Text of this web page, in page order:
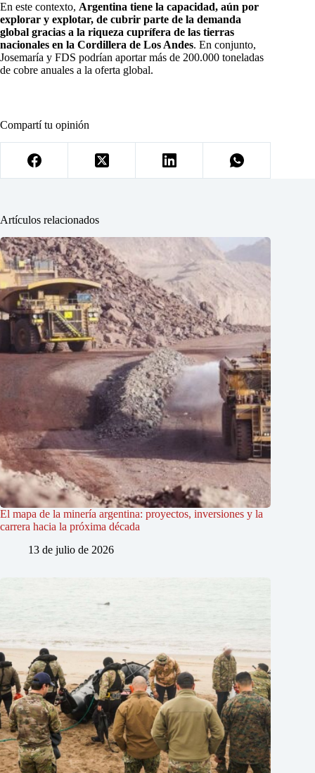
En este contexto, Argentina tiene la capacidad, aún por
explorar y explotar, de cubrir parte de la demanda
global gracias a la riqueza cuprífera de las tierras
nacionales en la Cordillera de Los Andes. En conjunto,
Josemaría y FDS podrían aportar más de 200.000 toneladas
de cobre anuales a la oferta global.
Compartí tu opinión
Artículos relacionados
El mapa de la minería argentina: proyectos, inversiones y la
carrera hacia la próxima década
13 de julio de 2026